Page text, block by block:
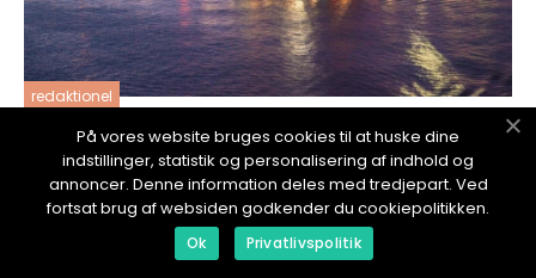
redaktionel
18. January 2024
Bygge hus budsjett: En omfattende guide for
huseiere
På vores website bruges cookies til at huske dine
indstillinger, statistik og personalisering af indhold og
annoncer. Denne information deles med tredjepart. Ved
fortsat brug af websiden godkender du cookiepolitikken.
Ok Privatlivspolitik